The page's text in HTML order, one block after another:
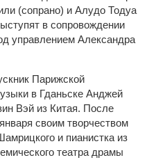
(сопрано) и Алудо Тодуа
в сопровождении
управлением Александра
Парижской
в Гданьске Анджей
Вэй из Китая. После
своим творчеством
и пианистка из
театра драмы